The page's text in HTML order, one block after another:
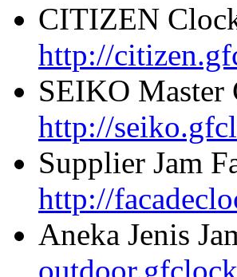
CITIZEN
http://
SEIKO Master
http://
Supplier Jam
http://
Aneka Jenis